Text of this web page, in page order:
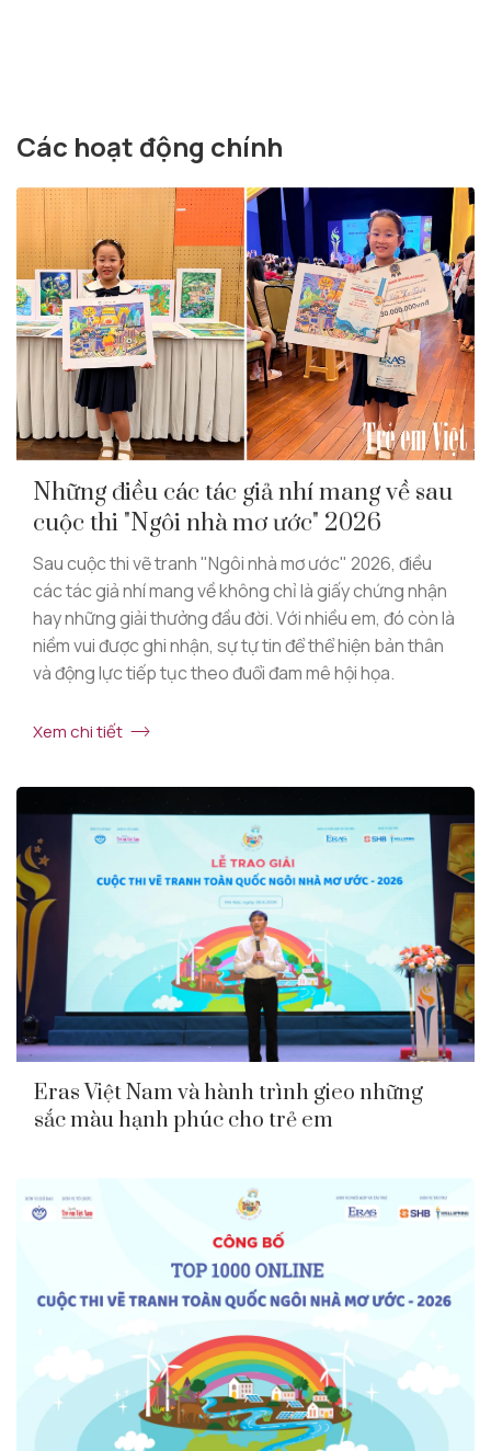
Các hoạt động chính
Những điều các tác giả nhí mang về sau
cuộc thi "Ngôi nhà mơ ước" 2026
Sau cuộc thi vẽ tranh "Ngôi nhà mơ ước" 2026, điều
các tác giả nhí mang về không chỉ là giấy chứng nhận
hay những giải thưởng đầu đời. Với nhiều em, đó còn là
niềm vui được ghi nhận, sự tự tin để thể hiện bản thân
và động lực tiếp tục theo đuổi đam mê hội họa.
Xem chi tiết
Eras Việt Nam và hành trình gieo những
sắc màu hạnh phúc cho trẻ em